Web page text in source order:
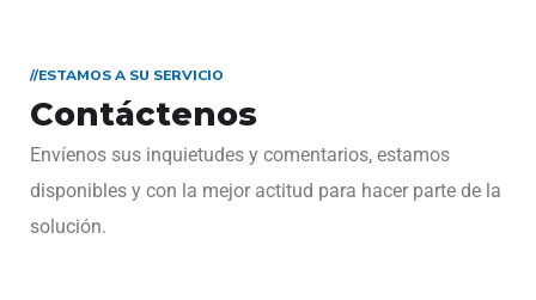
//ESTAMOS A SU SERVICIO
Contáctenos
Envíenos sus inquietudes y comentarios, estamos
disponibles y con la mejor actitud para hacer parte de la
solución.